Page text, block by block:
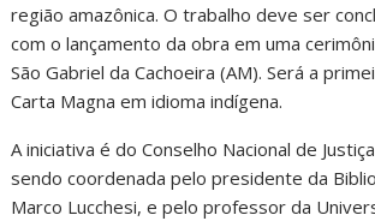
região amazônica. O trabalho deve ser
com o lançamento da obra em uma
São Gabriel da Cachoeira (AM). Será a
Carta Magna em idioma indígena.
A iniciativa é do Conselho Nacional de
sendo coordenada pelo presidente da
Marco Lucchesi, e pelo professor da